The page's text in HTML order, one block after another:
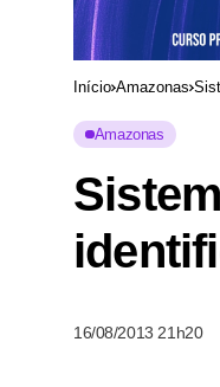
Início Amazonas
Amazonas
16/08/2013 21h20